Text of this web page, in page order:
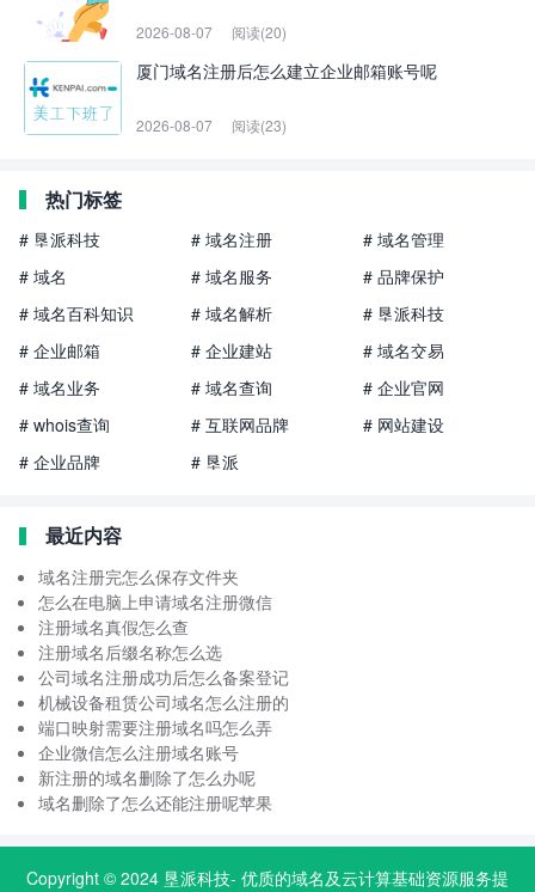
2026-08-07 阅读(20)
厦门域名注册后怎么建立企业邮箱账号呢
2026-08-07 阅读(23)
热门标签
# 垦派科技 # 域名注册
# 域名管理
# 域名
# 域名服务
# 品牌保护
# 域名百科知识
# 域名解析
# 垦派科技
# 企业邮箱
# 企业建站
# 域名交易
# 域名业务
# 域名查询
# 企业官网
# whois查询
# 互联网品牌
# 网站建设
# 企业品牌
# 垦派
最近内容
域名注册完怎么保存文件夹
怎么在电脑上申请域名注册微信
注册域名真假怎么查
注册域名后缀名称怎么选
公司域名注册成功后怎么备案登记
机械设备租赁公司域名怎么注册的
端口映射需要注册域名吗怎么弄
企业微信怎么注册域名账号
新注册的域名删除了怎么办呢
域名删除了怎么还能注册呢苹果
Copyright © 2024 垦派科技- 优质的域名及云计算基础资源服务提